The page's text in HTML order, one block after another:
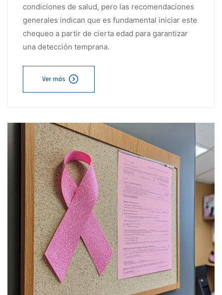
condiciones de salud, pero las recomendaciones
generales indican que es fundamental iniciar este
chequeo a partir de cierta edad para garantizar
una detección temprana.
Ver más